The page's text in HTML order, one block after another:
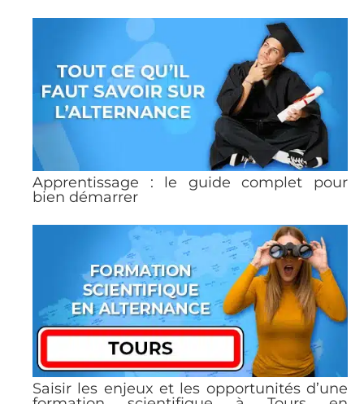
Apprentissage : le guide complet pour
bien démarrer
Saisir les enjeux et les opportunités d’une